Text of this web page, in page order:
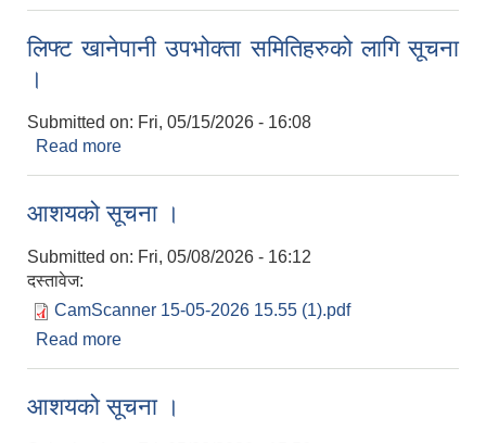
लिफ्ट खानेपानी उपभोक्ता समितिहरुको लागि सूचना
।
Submitted on: Fri, 05/15/2026 - 16:08
Read more
आशयको सूचना ।
Submitted on: Fri, 05/08/2026 - 16:12
दस्तावेज:
CamScanner 15-05-2026 15.55 (1).pdf
Read more
आशयको सूचना ।